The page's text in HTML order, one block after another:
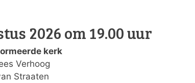
2026 om 19.00 uur
kerk
Verhoog
Straaten